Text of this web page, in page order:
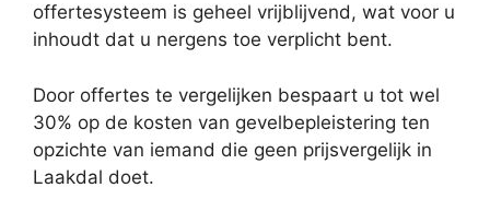
offertesysteem is geheel vrijblijvend, wat voor u
inhoudt dat u nergens toe verplicht bent.
Door offertes te vergelijken bespaart u tot wel
30% op de kosten van gevelbepleistering ten
opzichte van iemand die geen prijsvergelijk in
Laakdal doet.